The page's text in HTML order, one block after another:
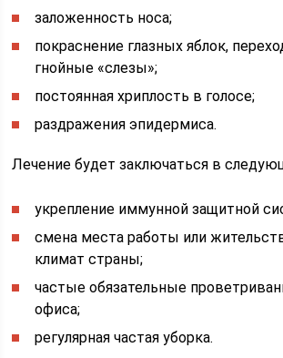
заложенность носа;
покраснение глазных яблок,
гнойные «слезы»;
постоянная хриплость в голосе;
раздражения эпидермиса.
Лечение будет заключаться в
укрепление иммунной защитной
смена места работы или
климат страны;
частые обязательные
офиса;
регулярная частая уборка.